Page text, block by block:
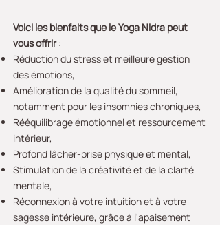
Voici les bienfaits que le Yoga Nidra peut
vous offrir:
Réduction du stress et meilleure gestion
des émotions,
Amélioration de la qualité du sommeil,
notamment pour les insomnies chroniques,
Rééquilibrage émotionnel et ressourcement
intérieur,
Profond lâcher-prise physique et mental,
Stimulation de la créativité et de la clarté
mentale,
Réconnexion à votre intuition et à votre
sagesse intérieure, grâce à l'apaisement